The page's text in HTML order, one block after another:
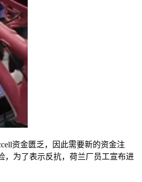
资金匮乏，因此需要新的资金注
，为了表示反抗，荷兰厂员工宣布进